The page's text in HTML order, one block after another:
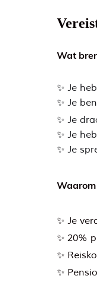
Wat
✨ Je
✨ Je
✨ Je
✨ Je
✨ Je
Waarom
✨ Je
✨ 20%
✨
✨